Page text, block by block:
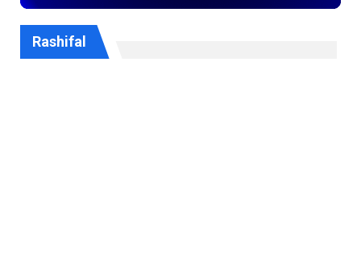
Rashifal